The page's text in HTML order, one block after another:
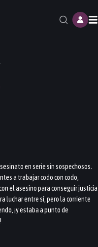
en serie sin sospechosos.
a trabajar codo con codo,
el asesino para conseguir justicia
luchar entre sí, pero la corriente
¡y estaba a punto de